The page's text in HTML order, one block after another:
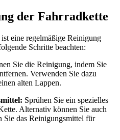
der Fahrradkette
eine regelmäßige Reinigung
Schritte beachten:
Sie die Reinigung, indem Sie
Verwenden Sie dazu
alten Lappen.
Sprühen Sie ein spezielles
Alternativ können Sie auch
Sie das Reinigungsmittel für